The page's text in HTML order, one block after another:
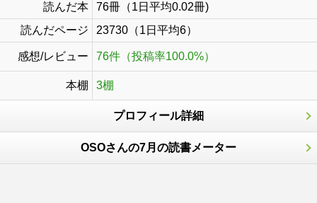
読んだ本
76冊（1日平均0.02冊)
読んだページ
23730（1日平均6）
感想/レビュー 76件（投稿率100.0%）
本棚 3棚
プロフィール詳細
OSOさんの7月の読書メーター